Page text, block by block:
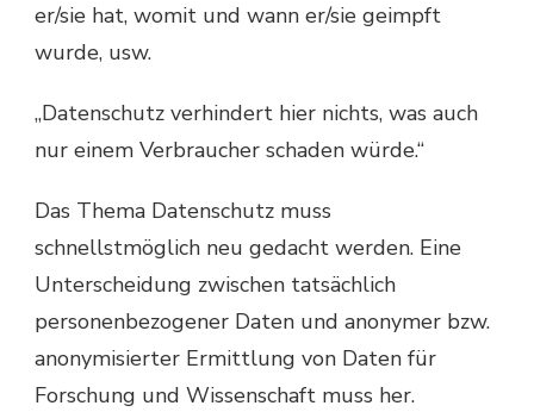
er/sie hat, womit und wann er/sie geimpft
wurde, usw.
„Datenschutz verhindert hier nichts, was auch
nur einem Verbraucher schaden würde.“
Das Thema Datenschutz muss
schnellstmöglich neu gedacht werden. Eine
Unterscheidung zwischen tatsächlich
personenbezogener Daten und anonymer bzw.
anonymisierter Ermittlung von Daten für
Forschung und Wissenschaft muss her.